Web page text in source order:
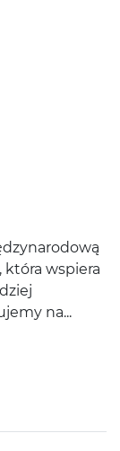
która wspiera
na...